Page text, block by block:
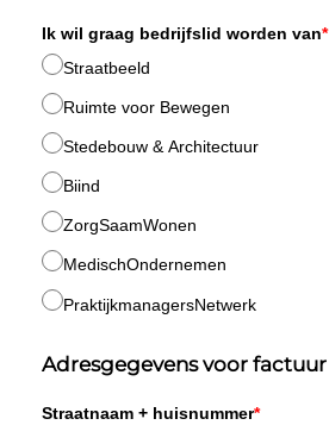
Ik wil graag bedrijfslid worden van*
Straatbeeld
Ruimte voor Bewegen
Stedebouw & Architectuur
Biind
ZorgSaamWonen
MedischOndernemen
PraktijkmanagersNetwerk
Adresgegevens voor factuur
Straatnaam + huisnummer*